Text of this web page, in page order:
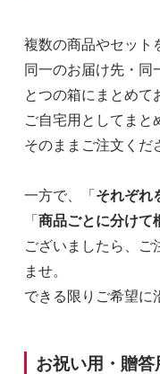
複数の商品やセット
同一のお届け先・同
とつの箱にまとめて
ご自宅用としてまと
そのままご注文くだ
一方で、「 それぞれ
「 商品ごとに分けて
ございましたら、ご
ませ。
できる限りご希望に
お祝い用・贈答